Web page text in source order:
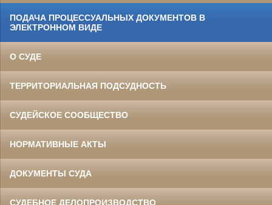
ПОДАЧА ПРОЦЕССУАЛЬНЫХ ДОКУМЕНТОВ В
ЭЛЕКТРОННОМ ВИДЕ
О СУДЕ
ТЕРРИТОРИАЛЬНАЯ ПОДСУДНОСТЬ
СУДЕЙСКОЕ СООБЩЕСТВО
НОРМАТИВНЫЕ АКТЫ
ДОКУМЕНТЫ СУДА
СУДЕБНОЕ ДЕЛОПРОИЗВОДСТВО